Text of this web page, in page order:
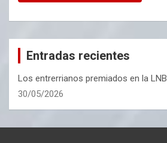
Entradas recientes
Los entrerrianos premiados en la LNB
30/05/2026